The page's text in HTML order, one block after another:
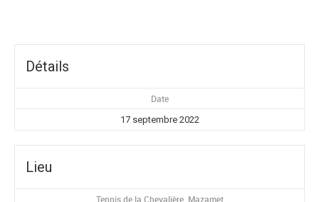
Détails
Date
17 septembre 2022
Lieu
Tennis de la Chevalière, Mazamet